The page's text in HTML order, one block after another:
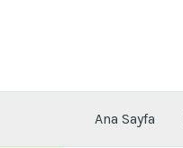
Ana Sayfa